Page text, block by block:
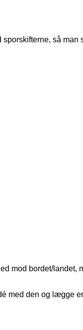
så man
mod bordet/landet,
med den og lægge